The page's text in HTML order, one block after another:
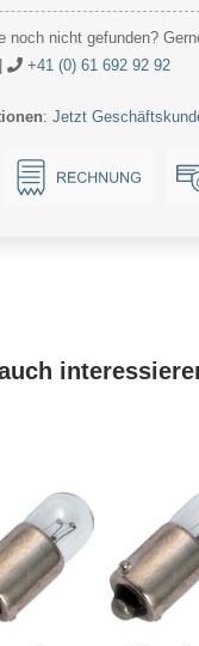
noch nicht gefunden?
+41 (0) 61 692 92 92
: Jetzt